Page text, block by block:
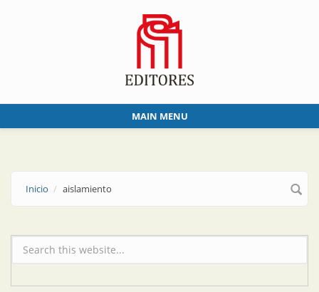
MAIN MENU
Inicio aislamiento
Formulario de búsqueda